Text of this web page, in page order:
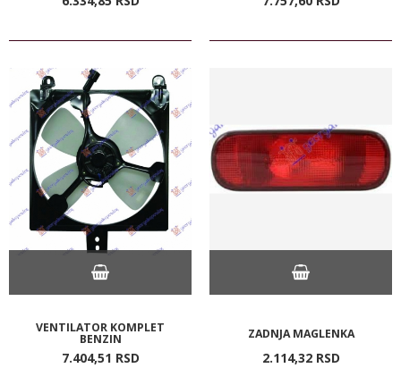
VENTILATOR KOMPLET
BENZIN
7.404,51 RSD
ZADNJA MAGLENKA
2.114,32 RSD